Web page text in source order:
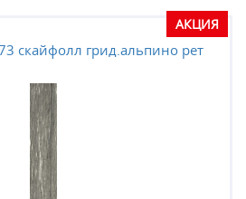
АКЦИЯ
скайфолл грид.альпино рет